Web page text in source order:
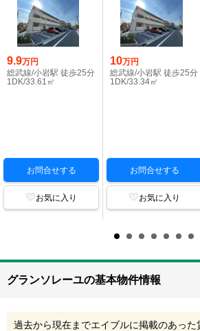
9.9万円
総武線/小岩駅 徒歩25分
1DK/33.61㎡
お問合せする
お気に入り
10万円
総武線/小岩駅 徒歩25分
1DK/33.34㎡
お問合せする
お気に入り
グランソレーユの基本物件情報
過去から現在までエイブルに掲載のあっ